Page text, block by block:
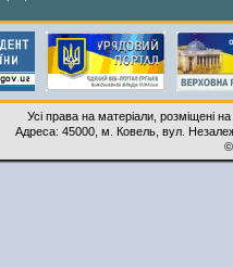
Усі права на матеріали, розміщені
Адреса: 45000, м. Ковель, вул.